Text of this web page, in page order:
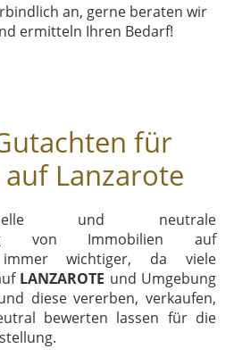
an, gerne beraten wir
ermitteln Ihren Bedarf!
für
Lanzarote
und neutrale
von Immobilien auf
wichtiger, da viele
LANZAROTE und Umgebung
diese vererben, verkaufen,
bewerten lassen für die